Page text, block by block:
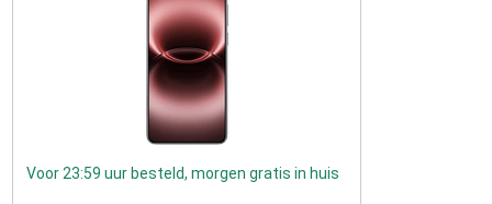
Voor 23:59 uur besteld, morgen gratis in huis